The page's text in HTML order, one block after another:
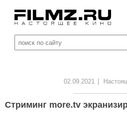
02.09.2021
Стриминг more.tv